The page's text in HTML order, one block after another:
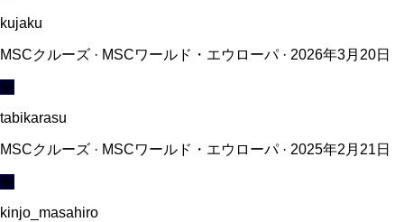
kujaku
MSCクルーズ · MSCワールド・エウローパ · 2026年3月20日
💎
tabikarasu
MSCクルーズ · MSCワールド・エウローパ · 2025年2月21日
💎
kinjo_masahiro